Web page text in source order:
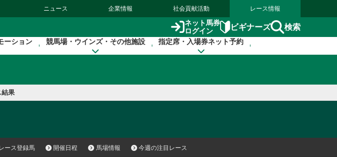
ニュース 企業情報 社会貢献活動 レース情報
ネット馬券
ログイン
ビギナーズ 検索
ーション 競馬場・ウインズ・その他施設 指定席・入場券ネット予約
結果
ース登録馬 開催日程 馬場情報 今週の注目レース